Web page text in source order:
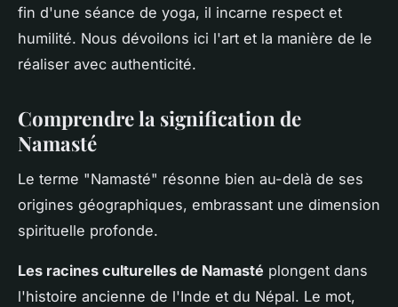
fin d'une séance de yoga, il incarne respect et
humilité. Nous dévoilons ici l'art et la manière de le
réaliser avec authenticité.
Comprendre la signification de
Namasté
Le terme "Namasté" résonne bien au-delà de ses
origines géographiques, embrassant une dimension
spirituelle profonde.
Les racines culturelles de Namasté plongent dans
l'histoire ancienne de l'Inde et du Népal. Le mot,